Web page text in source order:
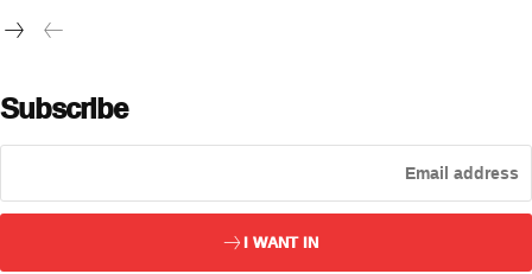
ئەزا بولاي
Subscribe
I WANT IN